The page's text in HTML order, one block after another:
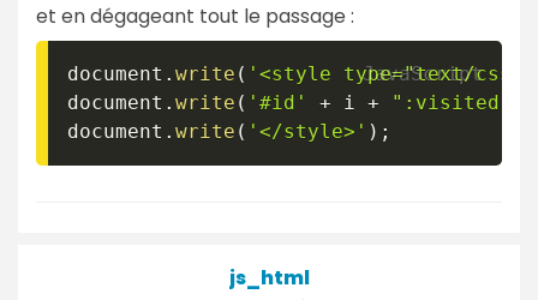
et en dégageant tout le passage :
document . write ( '<style type="text/
document . write ( '#id' + i +
":visited
document . write ( '</style>' ) ;
js_html